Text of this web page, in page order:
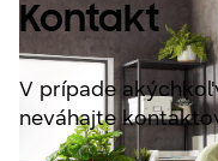
Kontakt
V prípade
neváhajte